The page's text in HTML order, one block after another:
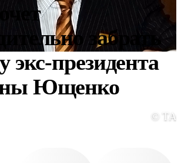
забрать
экс-президента
Ющенко
©